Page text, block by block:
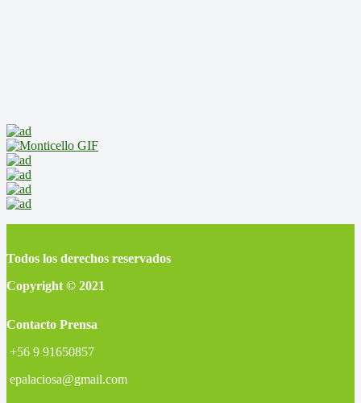
Todos los derechos reservados
Copyright © 2021
Contacto Prensa
+56 9 91650857
epalaciosa@gmail.com